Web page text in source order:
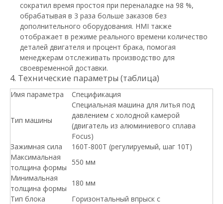
сократил время простоя при переналадке на 98 %,
обрабатывая в 3 раза больше заказов без
дополнительного оборудования. HMI также
отображает в режиме реального времени количество
деталей двигателя и процент брака, помогая
менеджерам отслеживать производство для
своевременной доставки.
4. Технические параметры (таблица)
Имя параметра Спецификация
Тип машины
Специальная машина для литья под
давлением с холодной камерой
(двигатель из алюминиевого сплава
Focus)
Зажимная сила
160T-800T (регулируемый, шаг 10T)
Максимальная
толщина формы
550 мм
Минимальная
толщина формы
180 мм
Тип блока
Горизонтальный впрыск с